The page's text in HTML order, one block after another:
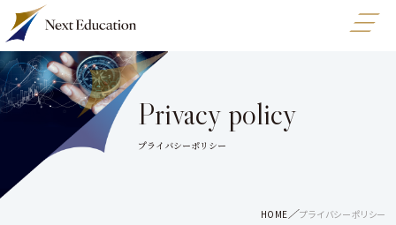
Privacy policy
プライバシーポリシー
HOME プライバシーポリシー